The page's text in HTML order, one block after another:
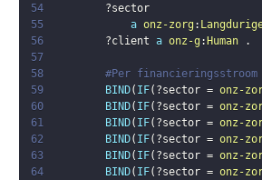
54
?sector
55
a onz-zorg :
56
?client a onz-g : Human
.
57
58
#Per financieringsstroom
59
BIND( IF( ?sector = onz-
60
BIND( IF( ?sector = onz-
61
BIND( IF( ?sector = onz-
62
BIND( IF( ?sector = onz-
63
BIND( IF( ?sector = onz-
64
BIND( IF( ?sector = onz-